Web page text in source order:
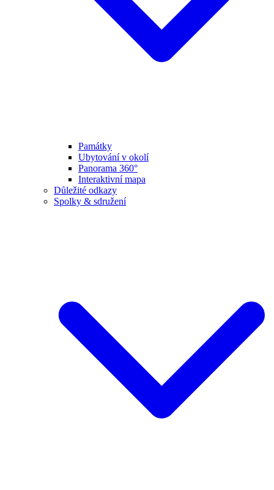
Památky
Ubytování v okolí
Panorama 360°
Interaktivní mapa
Důležité odkazy
Spolky & sdružení